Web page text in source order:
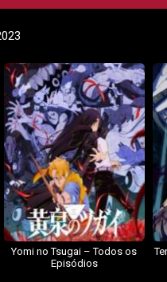
Yomi no Tsugai – Todos os
Episódios